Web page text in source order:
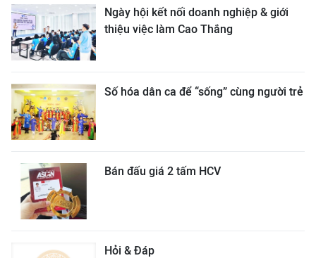
Ngày hội kết nối doanh nghiệp & giới
thiệu việc làm Cao Thắng
Số hóa dân ca để “sống” cùng người trẻ
Bán đấu giá 2 tấm HCV
Hỏi & Đáp